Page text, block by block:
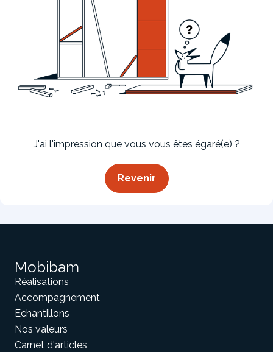
Inspirez-vous du catalogue
Personnalisez nos modèles pour créer le meuble qui vous
Meuble tv Dressing
Coulissantes
J'ai l'impression que vous vous êtes égaré(e) ?
Revenir
Mobibam
Réalisations
Accompagnement
Echantillons
Nos valeurs
Carnet d'articles